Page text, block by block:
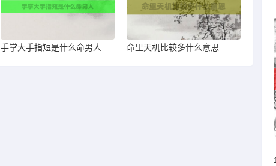
手掌大手指短是什么命男人 命里天机比较多什么意思